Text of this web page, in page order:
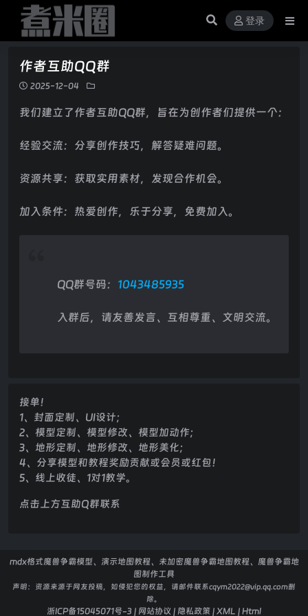
登录
作者互助QQ群
2025-12-04
我们建立了作者互助QQ群，旨在为创作者们提供一个：
经验交流：分享创作技巧，解答疑难问题。
资源共享：获取实用素材，发现合作机会。
加入条件：热爱创作，乐于分享，免费加入。
QQ群号码： 1043485935
入群后，请友善发言、互相尊重、文明交流。
接单！
1、封面定制、UI设计；
2、模型定制、模型修改、模型加动作；
3、地形定制、地形修改、地形美化；
4、分享模型和教程奖励贡献或会员或红包！
5、线上收徒、1对1教学。
点击上方互助Q群联系
mdx格式魔兽争霸模型、演示地图教程、未加密魔兽争霸地图教程、魔兽争霸地
图制作工具
声明： 资源来源于网友投稿，如侵犯您的权益，请邮件联系cqym2022@vip.qq.com删
除。
浙ICP备15045071号-3 | 网站协议 | 隐私政策 | XML | Html